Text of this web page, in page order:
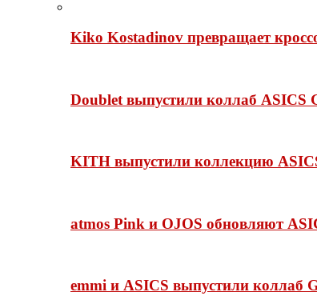
Kiko Kostadinov превращает
Doublet выпустили коллаб ASICS
KITH выпустили коллекцию
atmos Pink и OJOS обновляют
emmi и ASICS выпустили коллаб